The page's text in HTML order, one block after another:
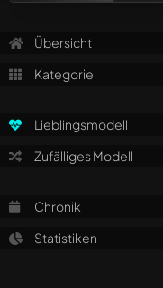
Übersicht
Kategorie
Lieblingsmodell
Zufälliges Modell
Chronik
Statistiken